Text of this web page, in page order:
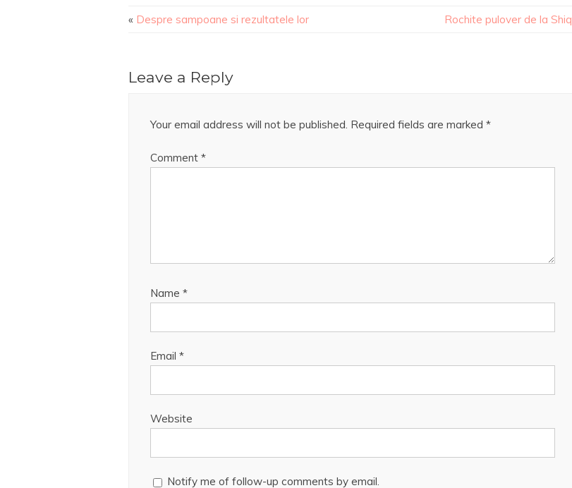
« Despre sampoane si rezultatele lor Rochite pulover de la Shiq
Leave a Reply
Your email address will not be published. Required fields are marked *
Comment *
Name *
Email *
Website
Notify me of follow-up comments by email.